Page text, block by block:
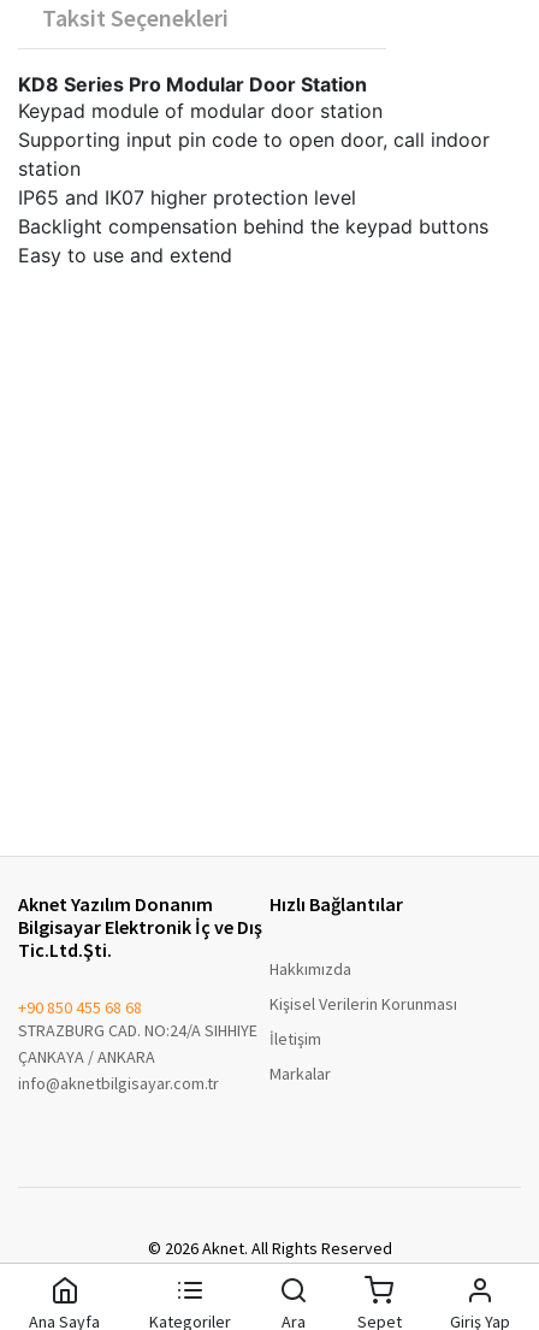
Taksit Seçenekleri
Aknet Yazılım Donanım
Bilgisayar Elektronik İç ve Dış
Tic.Ltd.Şti.
+90 850 455 68 68
STRAZBURG CAD. NO:24/A SIHHIYE
ÇANKAYA / ANKARA
info@aknetbilgisayar.com.tr
Hızlı Bağlantılar
Hakkımızda
Kişisel Verilerin Korunması
İletişim
Markalar
© 2026 Aknet. All Rights Reserved
A8 Enterprise B2B
Ana Sayfa
Kategoriler Ara Sepet Giriş Yap